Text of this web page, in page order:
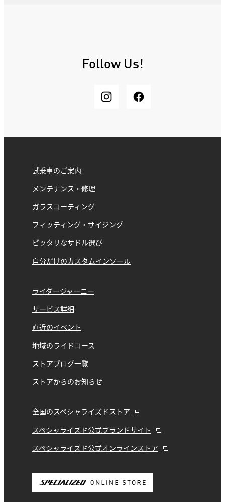
Follow Us!
試乗車のご案内
メンテナンス・修理
ガラスコーティング
フィッティング・サイジング
ピッタリなサドル選び
自分だけのカスタムインソール
ライダージャーニー
サービス詳細
直近のイベント
地域のライドコース
ストアブログ一覧
ストアからのお知らせ
全国のスペシャライズドストア
スペシャライズド公式ブランドサイト
スペシャライズド公式オンラインストア